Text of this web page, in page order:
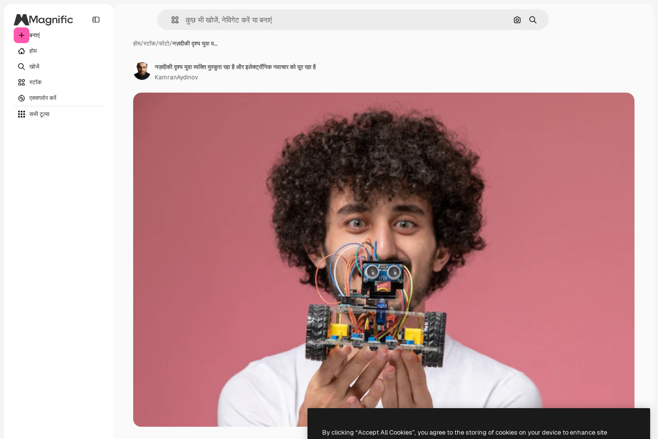
बनाएं
होम
खोजें
स्टॉक
एक्सप्लोर करें
सभी टूल्‍स
इमेज से खोजें
खोजें
होम/स्टॉक/फोटो/नज़दीकी दृश्य युवा व…
नज़दीकी दृश्य युवा व्यक्ति मुस्कुरा रहा है और इलेक्ट्रॉनिक नवाचार को घूर रहा है
KamranAydinov
By clicking “Accept All Cookies”, you agree to the storing of cookies on your device to enhance site